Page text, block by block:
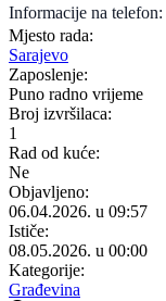
Informacije na telefon:
Mjesto rada:
Sarajevo
Zaposlenje:
Puno radno vrijeme
Broj izvršilaca:
1
Rad od kuće:
Ne
Objavljeno:
06.04.2026. u 09:57
Ističe:
08.05.2026. u 00:00
Kategorije:
Građevina